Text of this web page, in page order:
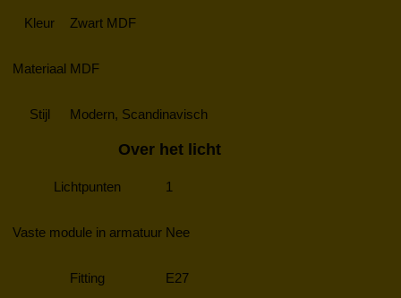
Kleur Zwart MDF
Materiaal MDF
Stijl Modern, Scandinavisch
Over het licht
Lichtpunten 1
Vaste module in armatuur Nee
Fitting E27